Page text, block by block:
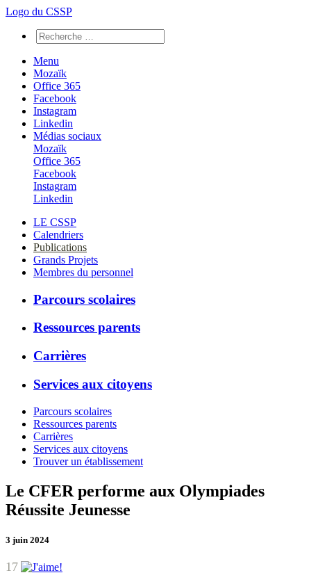
Logo du CSSP
Menu
Mozaïk
Office 365
Facebook
Instagram
Linkedin
Médias sociaux
Mozaïk
Office 365
Facebook
Instagram
Linkedin
LE CSSP
Calendriers
Publications
Grands Projets
Membres du personnel
Parcours scolaires
Ressources parents
Carrières
Services aux citoyens
Parcours scolaires
Ressources parents
Carrières
Services aux citoyens
Trouver un établissement
Le CFER performe aux Olympiades
Réussite Jeunesse
3 juin 2024
17